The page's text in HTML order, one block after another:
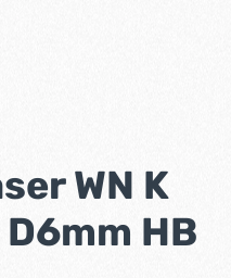
WN K
HB